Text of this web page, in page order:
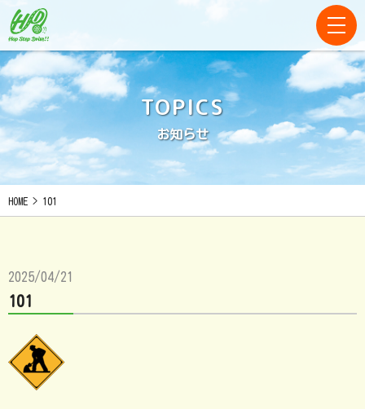
TOPICS
お知らせ
HOME > 101
2025/04/21
101